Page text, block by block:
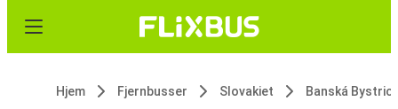
Hjem Fjernbusser Slovakiet Banská